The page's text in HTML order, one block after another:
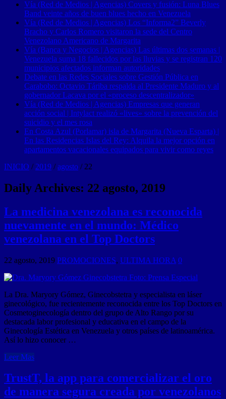
Vía (Red de Medios | Agencias) Covers y fusión: Luna Blues
Band veinte años de buen blues hecho en Venezuela
Vía (Red de Medios | Agencias) Los “Informa2” Beverly
Bracho y Carlos Romero visitaron la sede del Centro
Venezolano Americano de Margarita
Vía (Banca y Negocios | Agencias) Las últimas dos semanas |
Venezuela suma 18 fallecidos por las lluvias y se registran 120
municipios afectados informan autoridades
Debate en las Redes Sociales sobre Gestión Pública en
Carabobo: Octavio Táriba respalda al Presidente Maduro y al
gobernador Lacava por el «proceso descentralizador»
Vía (Red de Medios | Agencias) Empresas que generan
acción social | Intylact realizó «lives» sobre la prevención del
suicidio y el mes rosa
En Costa Azul (Porlamar) isla de Margarita (Nueva Esparta) |
En las Residencias Islas del Rey: Alquila la mejor opción en
apartamentos vacacionales equipados para vivir como reyes
INICIO / 2019 / agosto / 22
Daily Archives: 22 agosto, 2019
La medicina venezolana es reconocida
nuevamente en el mundo: Médico
venezolana en el Top Doctors
22 agosto, 2019 PROMOCIONES, ULTIMA HORA 0
La Dra. Maryory Gómez, Ginecobstetra y especialista en láser
ginecológico, fue recientemente reconocida entre los Top Doctors en
Cosmetoginecología dentro del grupo de Alto Rango por su
destacada labor profesional y educativa en el campo de la
Ginecología Estética en Venezuela y otros países de latinoamérica.
Así lo hizo conocer …
Leer Mas
TrustT, la app para comercializar el oro
de manera segura creada por venezolanos